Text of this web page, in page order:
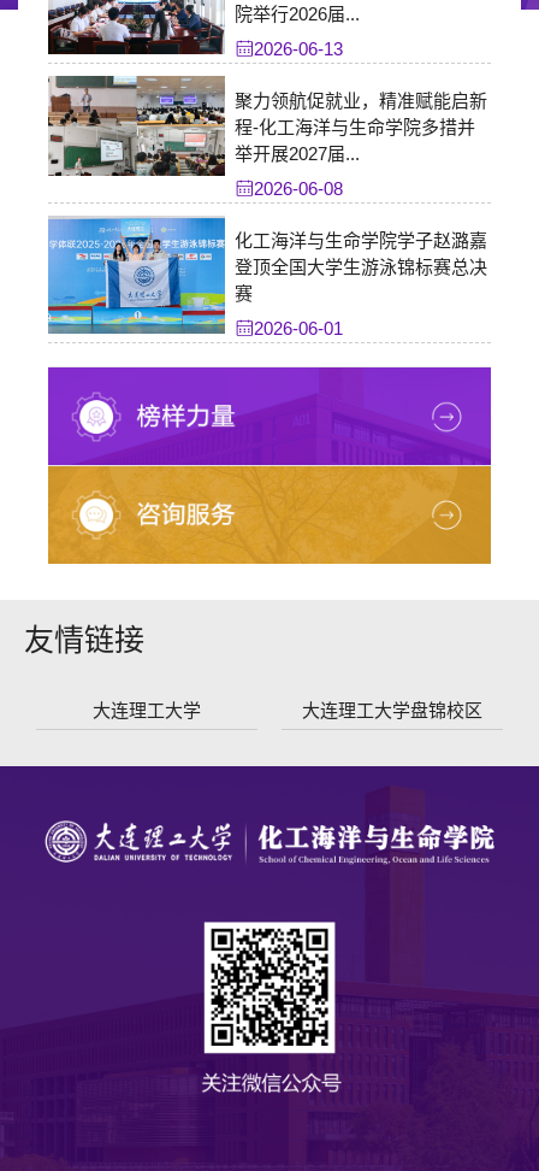
【报告讲座】Kinetic Growth and Self-Assemblyof Single
Crystals in A...
【报告讲座】Can we build a ladder to the Moon?-approaching
the idea...
院举行2026届...
2026-06-13
聚力领航促就业，精准赋能启新
程-化工海洋与生命学院多措并
举开展2027届...
2026-06-08
化工海洋与生命学院学子赵潞嘉
登顶全国大学生游泳锦标赛总决
赛
2026-06-01
友情链接
大连理工大学 大连理工大学盘锦校区